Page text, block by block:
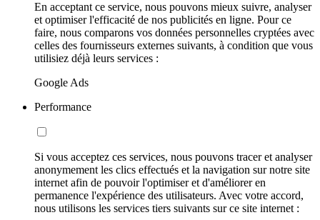
En acceptant ce service, nous pouvons mieux suivre, analyser
et optimiser l'efficacité de nos publicités en ligne. Pour ce
faire, nous comparons vos données personnelles cryptées avec
celles des fournisseurs externes suivants, à condition que vous
utilisiez déjà leurs services :
Google Ads
Performance
Si vous acceptez ces services, nous pouvons tracer et analyser
anonymement les clics effectués et la navigation sur notre site
internet afin de pouvoir l'optimiser et d'améliorer en
permanence l'expérience des utilisateurs. Avec votre accord,
nous utilisons les services tiers suivants sur ce site internet :